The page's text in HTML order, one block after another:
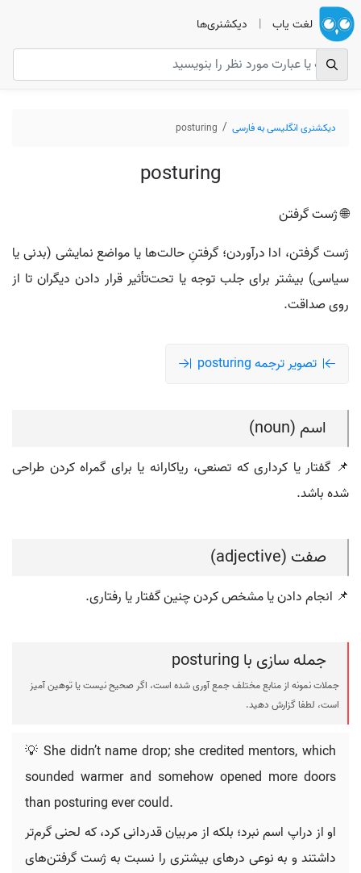
لغت یاب | دیکشنری‌ها
دیکشنری انگلیسی به فارسی posturing
posturing
🌐 ژست گرفتن
ژست گرفتن، ادا درآوردن؛ گرفتنِ حالت‌ها یا مواضع نمایشی (بدنی یا
سیاسی) بیشتر برای جلب توجه یا تحت‌تأثیر قرار دادن دیگران تا از
روی صداقت.
تصویر ترجمه posturing
اسم (noun)
📌 گفتار یا کرداری که تصنعی، ریاکارانه یا برای گمراه کردن طراحی
شده باشد.
صفت (adjective)
📌 انجام دادن یا مشخص کردن چنین گفتار یا رفتاری.
جمله سازی با posturing
جملات نمونه از منابع مختلف جمع آوری شده است، اگر صحیح نیست یا توهین آمیز
است، لطفا گزارش دهید.
💡 She didn’t name drop; she credited mentors, which
sounded warmer and somehow opened more doors
than posturing ever could.
او از دراپ اسم نبرد؛ بلکه از مربیان قدردانی کرد، که لحنی گرم‌تر
داشتند و به نوعی درهای بیشتری را نسبت به ژست گرفتن‌های